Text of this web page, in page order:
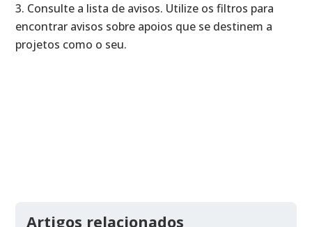
Consulte a lista de avisos. Utilize os filtros para
encontrar avisos sobre apoios que se destinem a
projetos como o seu.
Artigos relacionados